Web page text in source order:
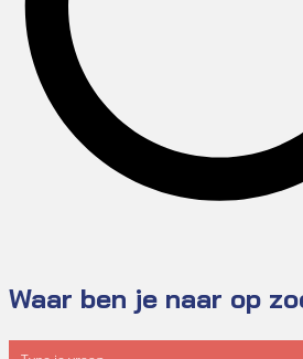
Waar ben je naar op